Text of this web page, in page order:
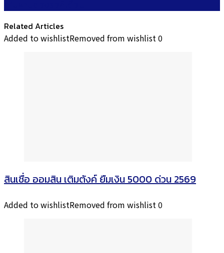
Related Articles
Added to wishlistRemoved from wishlist0
สินเชื่อ ออมสิน เติมตังค์ ยืมเงิน 5000 ด่วน 2569
Added to wishlistRemoved from wishlist0